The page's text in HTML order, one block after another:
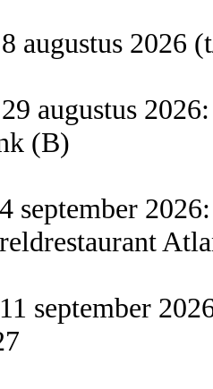
augustus 2026
augustus
(B)
september
september